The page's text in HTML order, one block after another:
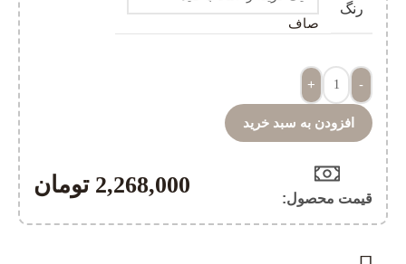
رنگ
صاف
-
+
افزودن به سبد خرید
قیمت محصول:​
2,268,000 تومان